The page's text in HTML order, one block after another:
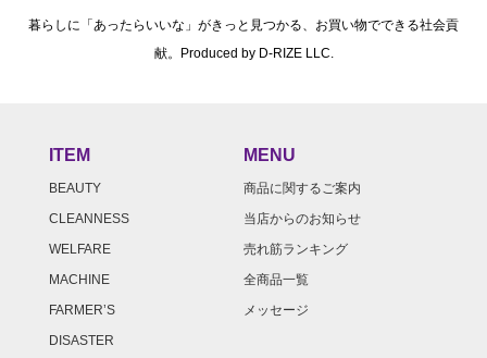
暮らしに「あったらいいな」がきっと見つかる、お買い物でできる社会貢
献。Produced by D-RIZE LLC.
ITEM
BEAUTY
CLEANNESS
WELFARE
MACHINE
FARMER’S
DISASTER
MENU
商品に関するご案内
当店からのお知らせ
売れ筋ランキング
全商品一覧
メッセージ